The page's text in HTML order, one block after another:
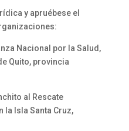
y apruébese el
Nacional por la Salud,
Quito, provincia
al Rescate
la Isla Santa Cruz,